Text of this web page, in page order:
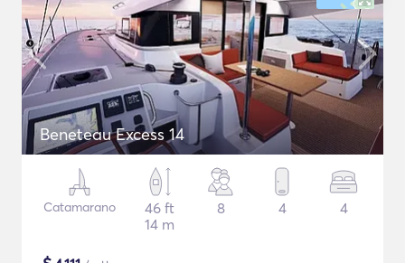
Beneteau Excess 14
Catamarano
46 ft
14 m
8 4 4